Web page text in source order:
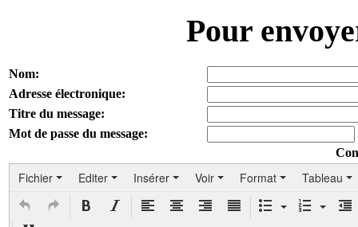
Pour
Nom:
Adresse électronique:
Titre du message:
Mot de passe du message:
Fichier Editer Insérer Voir Format Tableau